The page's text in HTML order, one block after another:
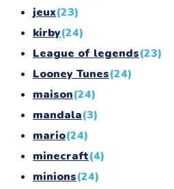
jeux(23)
kirby(24)
League of legends(23)
Looney Tunes(24)
maison(24)
mandala(3)
mario(24)
minecraft(4)
minions(24)